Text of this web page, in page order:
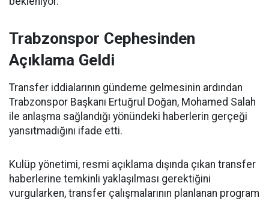
Trabzonspor Cephesinden
Açıklama Geldi
Transfer iddialarının gündeme gelmesinin ardından
Trabzonspor Başkanı Ertuğrul Doğan, Mohamed Salah
ile anlaşma sağlandığı yönündeki haberlerin gerçeği
yansıtmadığını ifade etti.
Kulüp yönetimi, resmi açıklama dışında çıkan transfer
haberlerine temkinli yaklaşılması gerektiğini
vurgularken, transfer çalışmalarının planlanan program